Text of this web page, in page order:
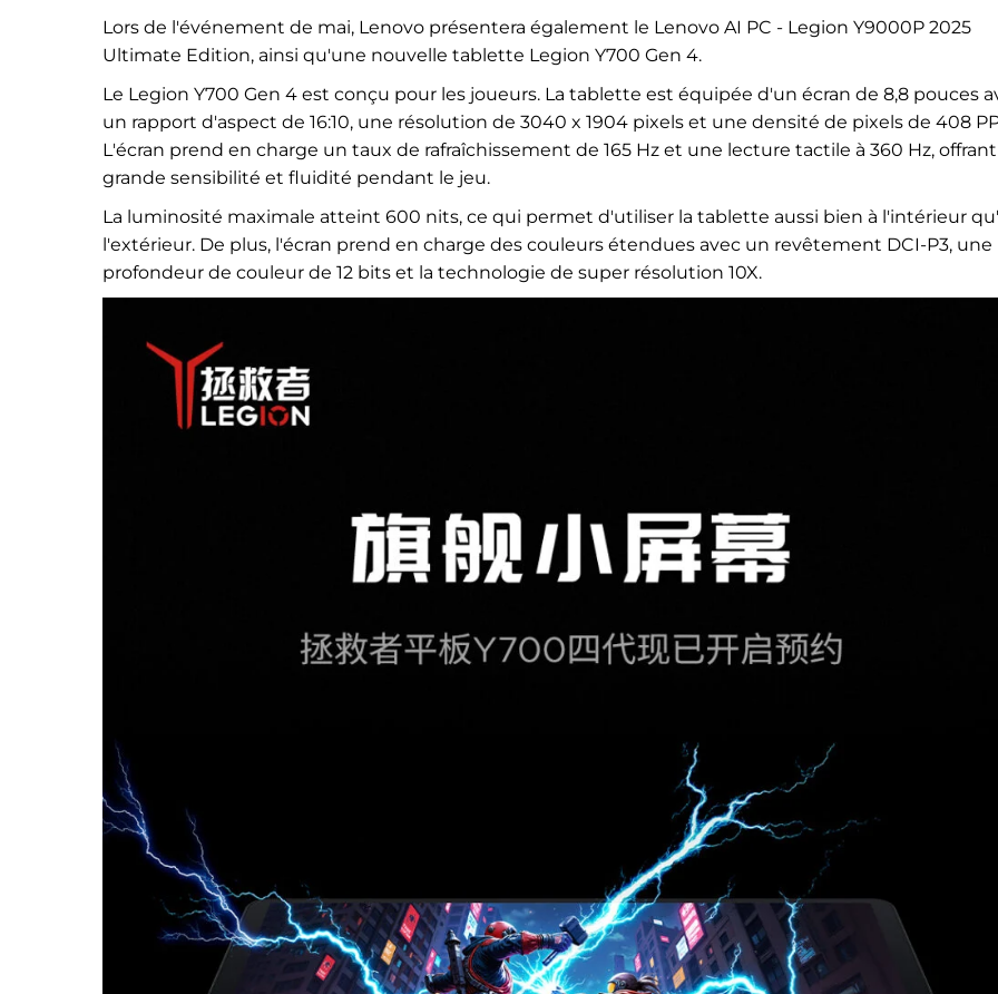
Lors de l'événement de mai, Lenovo présentera également le Lenovo AI PC - Legion Y9000P 2025
Ultimate Edition, ainsi qu'une nouvelle tablette Legion Y700 Gen 4.
Le Legion Y700 Gen 4 est conçu pour les joueurs. La tablette est équipée d'un écran de 8,8 pouces
un rapport d'aspect de 16:10, une résolution de 3040 x 1904 pixels et une densité de pixels de 408
L'écran prend en charge un taux de rafraîchissement de 165 Hz et une lecture tactile à 360 Hz,
grande sensibilité et fluidité pendant le jeu.
La luminosité maximale atteint 600 nits, ce qui permet d'utiliser la tablette aussi bien à l'intérieur
l'extérieur. De plus, l'écran prend en charge des couleurs étendues avec un revêtement DCI-P3, une
profondeur de couleur de 12 bits et la technologie de super résolution 10X.